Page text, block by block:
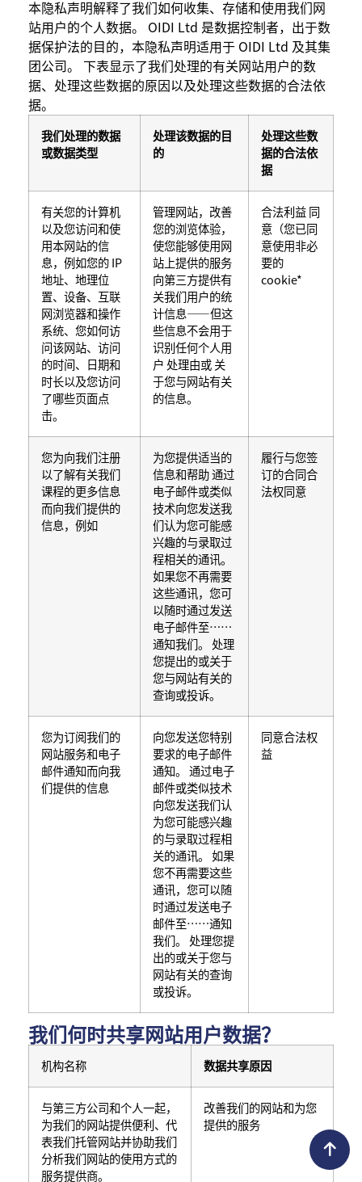
本隐私声明解释了我们如何收集、存储和使用我们网
站用户的个人数据。 OIDI Ltd 是数据控制者，出于数
据保护法的目的，本隐私声明适用于 OIDI Ltd 及其集
团公司。 下表显示了我们处理的有关网站用户的数
据、处理这些数据的原因以及处理这些数据的合法依
据。
我们处理的数据
或数据类型
处理该数据的目
的
处理这些数
据的合法依
据
有关您的计算机
以及您访问和使
用本网站的信
息，例如您的 IP
地址、地理位
置、设备、互联
网浏览器和操作
系统、您如何访
问该网站、访问
的时间、日期和
时长以及您访问
了哪些页面点
击。
管理网站，改善
您的浏览体验，
使您能够使用网
站上提供的服务
向第三方提供有
关我们用户的统
计信息——但这
些信息不会用于
识别任何个人用
户 处理由或 关
于您与网站有关
的信息。
合法利益 同
意（您已同
意使用非必
要的
cookie*
您为向我们注册
以了解有关我们
课程的更多信息
而向我们提供的
信息，例如
为您提供适当的
信息和帮助 通过
电子邮件或类似
技术向您发送我
们认为您可能感
兴趣的与录取过
程相关的通讯。
如果您不再需要
这些通讯，您可
以随时通过发送
电子邮件至……
通知我们。 处理
您提出的或关于
您与网站有关的
查询或投诉。
履行与您签
订的合同合
法权同意
您为订阅我们的
网站服务和电子
邮件通知而向我
们提供的信息
向您发送您特别
要求的电子邮件
通知。 通过电子
邮件或类似技术
向您发送我们认
为您可能感兴趣
的与录取过程相
关的通讯。 如果
您不再需要这些
通讯，您可以随
时通过发送电子
邮件至……通知
我们。 处理您提
出的或关于您与
网站有关的查询
或投诉。
同意合法权
益
我们何时共享网站用户数据？
机构名称 数据共享原因
与第三方公司和个人一起，
为我们的网站提供便利、代
表我们托管网站并协助我们
分析我们网站的使用方式的
服务提供商。
改善我们的网站和为您
提供的服务